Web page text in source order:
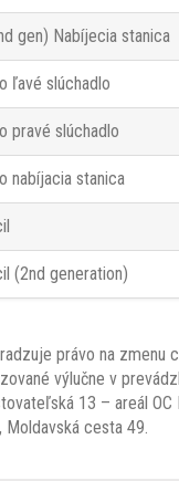
gen) Nabíjecia stanica
ľavé slúchadlo
pravé slúchadlo
nabíjacia stanica
(2nd generation)
právo na zmenu
výlučne v
13 – areál OC
Moldavská cesta 49.